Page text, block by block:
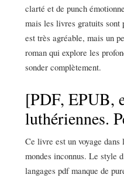
clarté et de punch
mais les livres gratuits sont
est très agréable, mais un
roman qui explore les
sonder complètement.
[PDF, EPUB,
luthériennes.
Ce livre est un voyage
mondes inconnus. Le style
langages pdf manque de